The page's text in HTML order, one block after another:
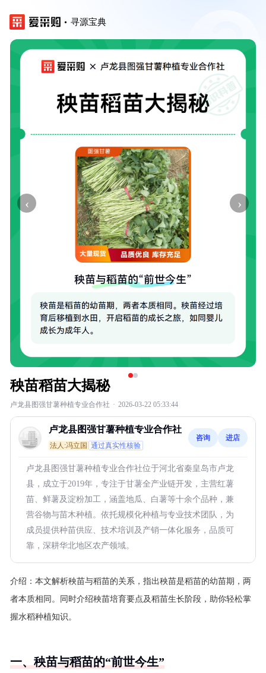
寻源宝典
‹ ›
秧苗稻苗大揭秘
卢龙县图强甘薯种植专业合作社 · 2026-03-22 05:33:44
卢龙县图强甘薯种植专业合作社
法人:冯立国 通过真实性核验
咨询 进店
卢龙县图强甘薯种植专业合作社位于河北省秦皇岛市卢龙
县，成立于2019年，专注于甘薯全产业链开发，主营红薯
苗、鲜薯及淀粉加工，涵盖地瓜、白薯等十余个品种，兼
营谷物与苗木种植。依托规模化种植与专业技术团队，为
成员提供种苗供应、技术培训及产销一体化服务，品质可
靠，深耕华北地区农产领域。
介绍： 本文解析秧苗与稻苗的关系，指出秧苗是稻苗的幼苗期，两
者本质相同。同时介绍秧苗培育要点及稻苗生长阶段，助你轻松掌
握水稻种植知识。
一、秧苗与稻苗的“前世今生”